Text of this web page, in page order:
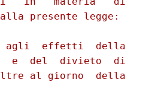
presente legge:
agli  effetti  della
e  del  divieto  di
al giorno  della